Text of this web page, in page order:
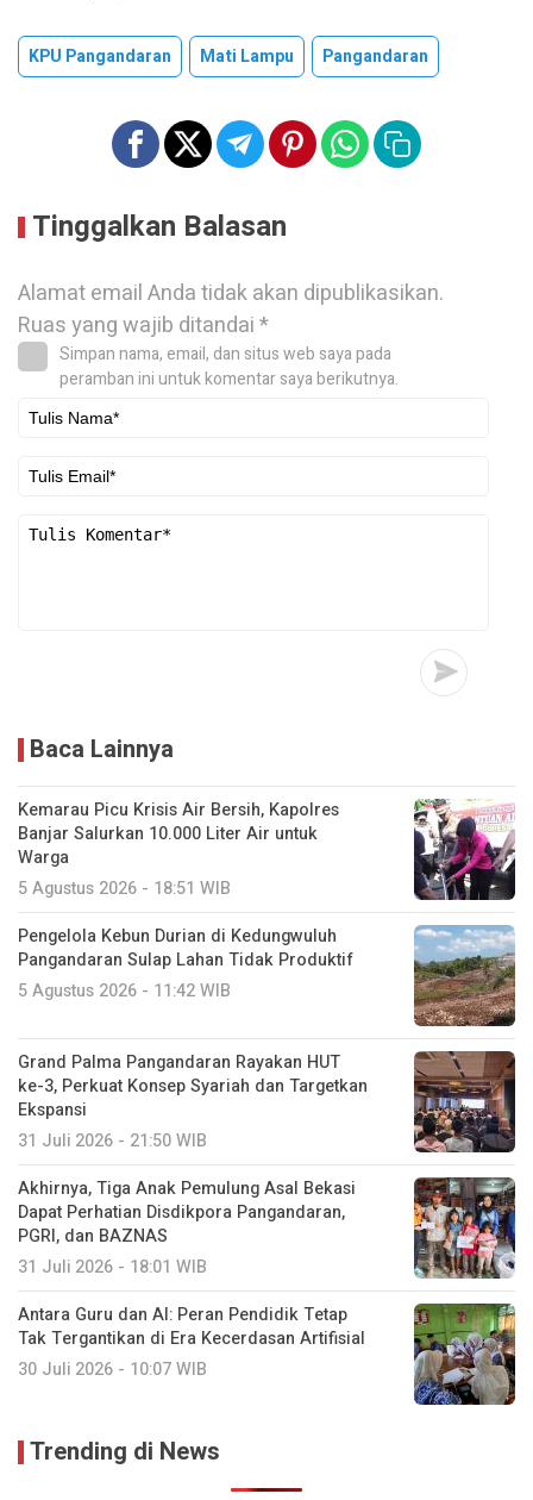
KPU Pangandaran Mati Lampu Pangandaran
Tinggalkan Balasan
Alamat email Anda tidak akan dipublikasikan.
Ruas yang wajib ditandai*
Simpan nama, email, dan situs web saya pada
peramban ini untuk komentar saya berikutnya.
Baca Lainnya
Kemarau Picu Krisis Air Bersih, Kapolres
Banjar Salurkan 10.000 Liter Air untuk
Warga
5 Agustus 2026 - 18:51 WIB
Pengelola Kebun Durian di Kedungwuluh
Pangandaran Sulap Lahan Tidak Produktif ‎
5 Agustus 2026 - 11:42 WIB
Grand Palma Pangandaran Rayakan HUT
ke-3, Perkuat Konsep Syariah dan Targetkan
Ekspansi
31 Juli 2026 - 21:50 WIB
Akhirnya, Tiga Anak Pemulung Asal Bekasi
Dapat Perhatian Disdikpora Pangandaran,
PGRI, dan BAZNAS
31 Juli 2026 - 18:01 WIB
Antara Guru dan AI: Peran Pendidik Tetap
Tak Tergantikan di Era Kecerdasan Artifisial
30 Juli 2026 - 10:07 WIB
Trending di News